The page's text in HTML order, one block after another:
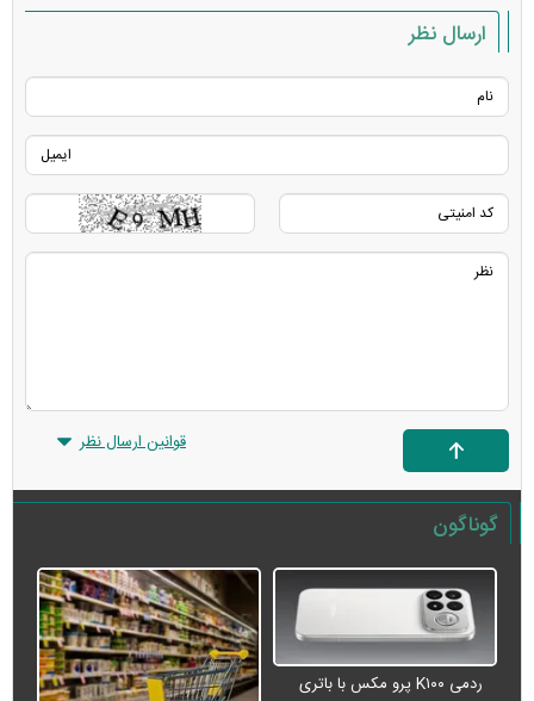
ارسال نظر
قوانین ارسال نظر
گوناگون
ردمی K۱۰۰ پرو مکس با باتری